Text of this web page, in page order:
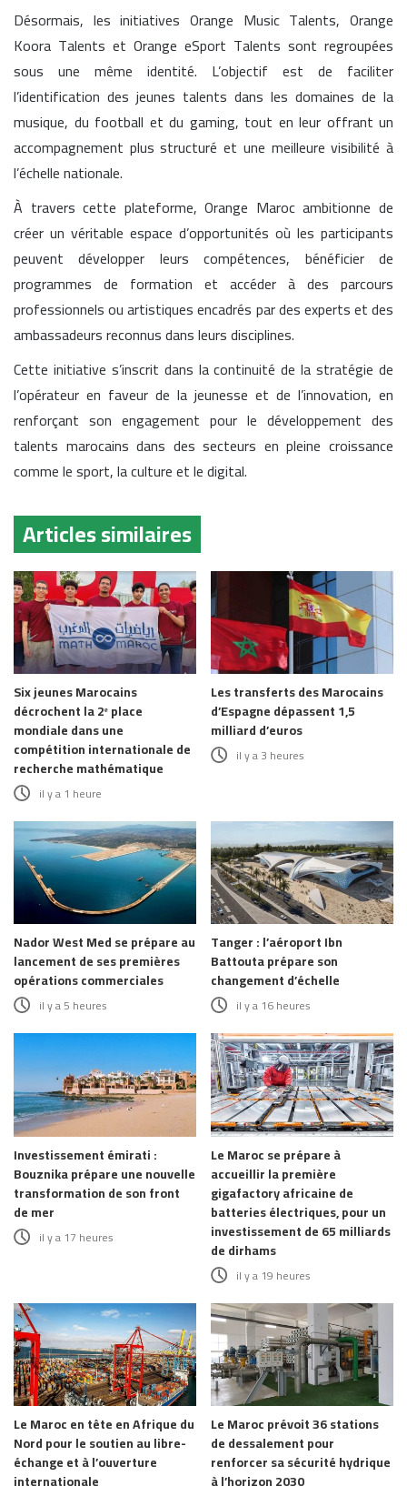
Désormais, les initiatives Orange Music Talents, Orange
Koora Talents et Orange eSport Talents sont regroupées
sous une même identité. L’objectif est de faciliter
l’identification des jeunes talents dans les domaines de la
musique, du football et du gaming, tout en leur offrant un
accompagnement plus structuré et une meilleure visibilité à
l’échelle nationale.
À travers cette plateforme, Orange Maroc ambitionne de
créer un véritable espace d’opportunités où les participants
peuvent développer leurs compétences, bénéficier de
programmes de formation et accéder à des parcours
professionnels ou artistiques encadrés par des experts et des
ambassadeurs reconnus dans leurs disciplines.
Cette initiative s’inscrit dans la continuité de la stratégie de
l’opérateur en faveur de la jeunesse et de l’innovation, en
renforçant son engagement pour le développement des
talents marocains dans des secteurs en pleine croissance
comme le sport, la culture et le digital.
Articles similaires
Six jeunes Marocains
décrochent la 2ᵉ place
mondiale dans une
compétition internationale de
recherche mathématique
il y a 1 heure
Les transferts des Marocains
d’Espagne dépassent 1,5
milliard d’euros
il y a 3 heures
Nador West Med se prépare au
lancement de ses premières
opérations commerciales
il y a 5 heures
Tanger : l’aéroport Ibn
Battouta prépare son
changement d’échelle
il y a 16 heures
Investissement émirati :
Bouznika prépare une nouvelle
transformation de son front
de mer
il y a 17 heures
Le Maroc se prépare à
accueillir la première
gigafactory africaine de
batteries électriques, pour un
investissement de 65 milliards
de dirhams
il y a 19 heures
Le Maroc en tête en Afrique du
Nord pour le soutien au libre-
échange et à l’ouverture
Le Maroc prévoit 36 stations
de dessalement pour
renforcer sa sécurité hydrique